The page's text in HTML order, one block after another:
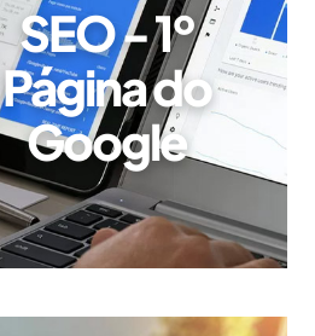
SEO - 1º
Página do
Google